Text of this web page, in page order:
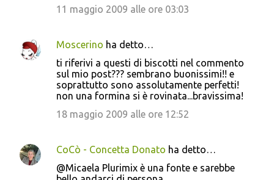
11 maggio 2009 alle ore 03:03
Moscerino ha detto…
ti riferivi a questi di biscotti nel commento
sul mio post??? sembrano buonissimi!! e
soprattutto sono assolutamente perfetti!
non una formina si è rovinata...bravissima!
18 maggio 2009 alle ore 12:52
CoCò - Concetta Donato ha detto…
@Micaela Plurimix è una fonte e sarebbe